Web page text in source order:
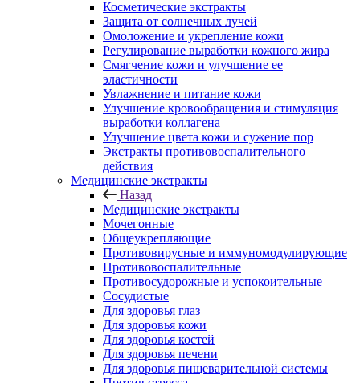
Косметические экстракты
Защита от солнечных лучей
Омоложение и укрепление кожи
Регулирование выработки кожного жира
Смягчение кожи и улучшение ее
эластичности
Увлажнение и питание кожи
Улучшение кровообращения и стимуляция
выработки коллагена
Улучшение цвета кожи и сужение пор
Экстракты противовоспалительного
действия
Медицинские экстракты
Назад
Медицинские экстракты
Мочегонные
Общеукрепляющие
Противовирусные и иммуномодулирующие
Противовоспалительные
Противосудорожные и успокоительные
Сосудистые
Для здоровья глаз
Для здоровья кожи
Для здоровья костей
Для здоровья печени
Для здоровья пищеварительной системы